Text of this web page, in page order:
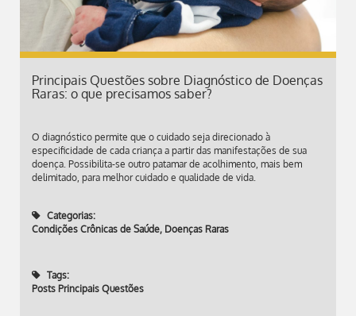
Principais Questões sobre Diagnóstico de Doenças
Raras: o que precisamos saber?
O diagnóstico permite que o cuidado seja direcionado à
especificidade de cada criança a partir das manifestações de sua
doença. Possibilita-se outro patamar de acolhimento, mais bem
delimitado, para melhor cuidado e qualidade de vida.
Categorias:
Condições Crônicas de Saúde, Doenças Raras
Tags:
Posts Principais Questões